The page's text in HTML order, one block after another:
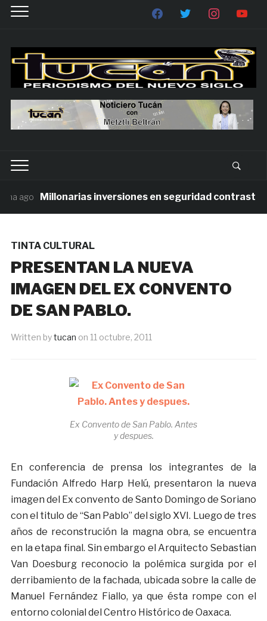
ago Millonarias inversiones en seguridad contrastan
TINTA CULTURAL
PRESENTAN LA NUEVA
IMAGEN DEL EX CONVENTO
DE SAN PABLO.
Written bytucan on 11 octubre, 2011
Ex Convento de San Pablo. Antes
y despues.
En conferencia de prensa los integrantes de la
Fundación Alfredo Harp Helú, presentaron la nueva
imagen del Ex convento de Santo Domingo de Soriano
con el titulo de “San Pablo” del siglo XVI. Luego de tres
años de reconstrución la magna obra, se encuentra
en la etapa final. Sin embargo el Arquitecto Sebastian
Van Doesburg reconocio la polémica surgida por el
derribamiento de la fachada, ubicada sobre la calle de
Manuel Fernández Fiallo, ya que ésta rompe con el
entorno colonial del Centro Histórico de Oaxaca.